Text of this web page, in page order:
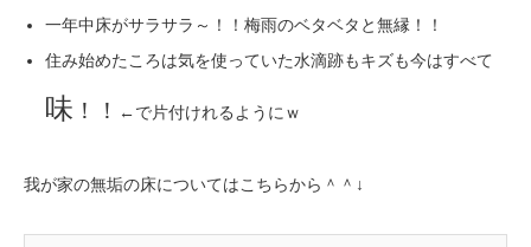
一年中床がサラサラ～！！梅雨のベタベタと無縁！！
住み始めたころは気を使っていた水滴跡もキズも今はすべて
味 ！！ ←で片付けれるようにｗ
我が家の無垢の床についてはこちらから＾＾↓